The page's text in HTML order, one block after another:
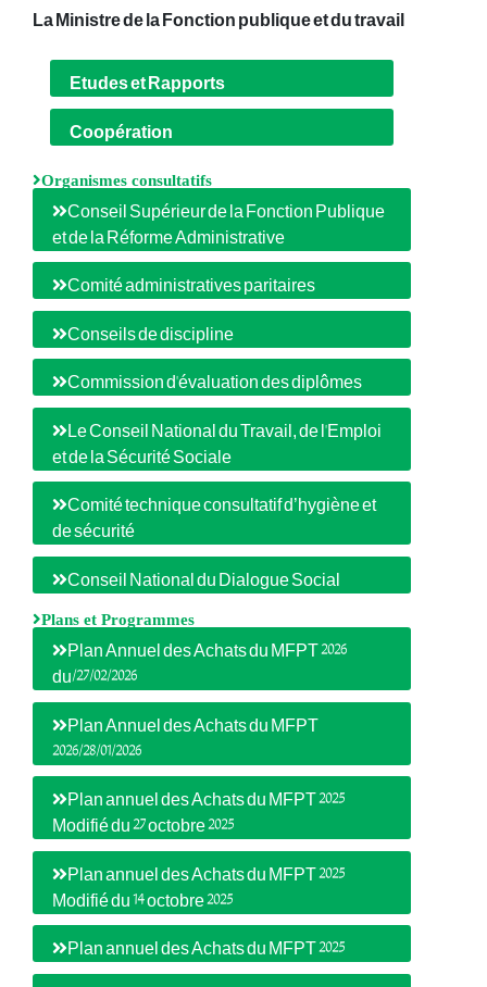
La Ministre de la Fonction publique et du travail
Etudes et Rapports
Coopération
Organismes consultatifs
Conseil Supérieur de la Fonction Publique
et de la Réforme Administrative
Comité administratives paritaires
Conseils de discipline
Commission d'évaluation des diplômes
Le Conseil National du Travail, de l'Emploi
et de la Sécurité Sociale
Comité technique consultatif d’hygiène et
de sécurité
Conseil National du Dialogue Social
Plans et Programmes
Plan Annuel des Achats du MFPT 2026
du/27/02/2026
Plan Annuel des Achats du MFPT
2026/28/01/2026
Plan annuel des Achats du MFPT 2025
Modifié du 27 octobre 2025
Plan annuel des Achats du MFPT 2025
Modifié du 14 octobre 2025
Plan annuel des Achats du MFPT 2025